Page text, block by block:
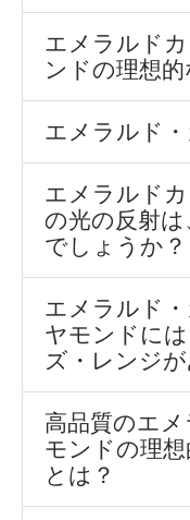
エメラルド
ンドの理想
エメラルド
エメラルド
の光の反射
でしょうか？
エメラルド
ヤモンドに
ズ・レンジ
高品質のエ
モンドの理
とは？